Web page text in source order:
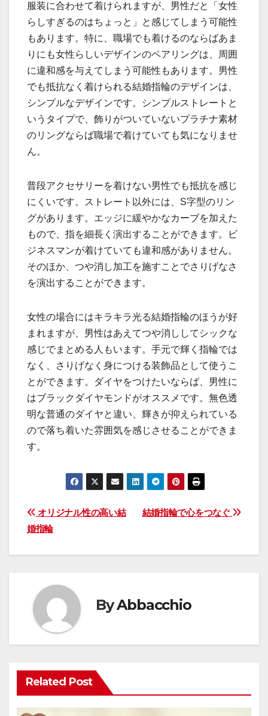
服装に合わせて着けられますが、男性だと「女性
らしすぎるのはちょっと」と感じてしまう可能性
もあります。特に、職場でも着けるのならばあま
りにも女性らしいデザインのペアリングは、周囲
に違和感を与えてしまう可能性もあります。男性
でも抵抗なく着けられる結婚指輪のデザインは、
シンプルなデザインです。シンプルストレートと
いうタイプで、飾りがついていないプラチナ素材
のリングならば職場で着けていても気になりませ
ん。
普段アクセサリーを着けない男性でも抵抗を感じ
にくいです。ストレート以外には、S字型のリン
グがあります。エッジに緩やかなカーブを加えた
もので、指を細長く演出することができます。ビ
ジネスマンが着けていても違和感がありません。
そのほか、つや消し加工を施すことでさりげなさ
を演出することができます。
女性の場合にはキラキラ光る結婚指輪のほうが好
まれますが、男性はあえてつや消ししてシックな
感じでまとめる人もいます。手元で輝く指輪では
なく、さりげなく身につける装飾品として使うこ
とができます。ダイヤをつけたいならば、男性に
はブラックダイヤモンドがオススメです。無色透
明な普通のダイヤと違い、輝きが抑えられている
ので落ち着いた雰囲気を感じさせることができま
す。
投
稿
ビ
ゲ
ー
ョ
結婚指輪で心をつなぐ
オリジナル性の高い結
婚指輪
ByAbbacchio
Related Post